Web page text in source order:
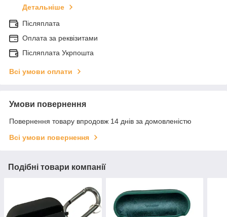
Детальніше
Післяплата
Оплата за реквізитами
Післяплата Укрпошта
Всі умови оплати
Умови повернення
Повернення товару впродовж 14 днів за домовленістю
Всі умови повернення
Подібні товари компанії